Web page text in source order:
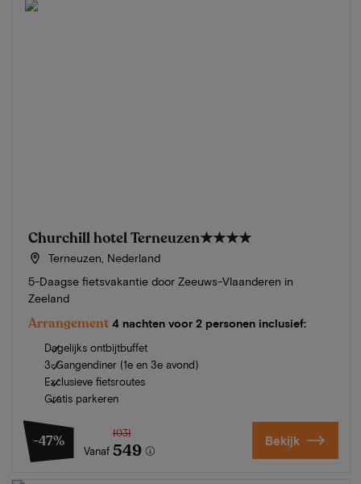
Churchill hotel Terneuzen★★★★
Terneuzen, Nederland
5-Daagse fietsvakantie door Zeeuws-Vlaanderen in
Zeeland
Arrangement 4 nachten voor 2 personen inclusief:
Dagelijks ontbijtbuffet
3-Gangendiner (1e en 3e avond)
Exclusieve fietsroutes
Gratis parkeren
-47%
Vanaf
1031
549 Bekijk